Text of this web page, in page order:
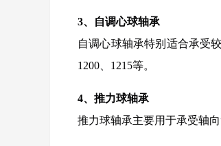
3、自调心球轴承
自调心球轴承特别适合承受
1200、1215等。
4、推力球轴承
推力球轴承主要用于承受轴向